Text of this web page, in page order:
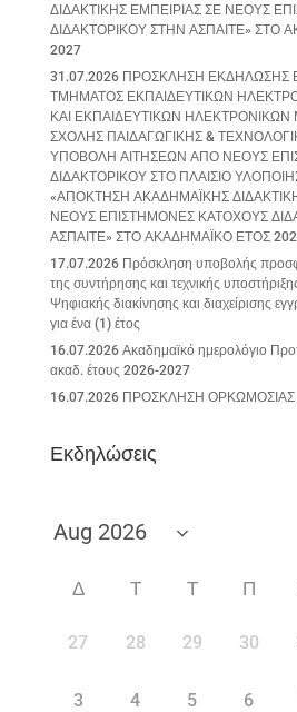
ΔΙΔΑΚΤΙΚΗΣ ΕΜΠΕΙΡΙΑΣ ΣΕ ΝΕΟΥΣ
ΔΙΔΑΚΤΟΡΙΚΟΥ ΣΤΗΝ ΑΣΠΑΙΤΕ» ΣΤΟ
2027
31.07.2026 ΠΡΟΣΚΛΗΣΗ ΕΚΔΗΛΩΣΗΣ
ΤΜΗΜΑΤΟΣ ΕΚΠΑΙΔΕΥΤΙΚΩΝ
ΚΑΙ ΕΚΠΑΙΔΕΥΤΙΚΩΝ
ΣΧΟΛΗΣ ΠΑΙΔΑΓΩΓΙΚΗΣ &
ΥΠΟΒΟΛΗ ΑΙΤΗΣΕΩΝ ΑΠΟ ΝΕΟΥΣ
ΔΙΔΑΚΤΟΡΙΚΟΥ ΣΤΟ ΠΛΑΙΣΙΟ
«ΑΠΟΚΤΗΣΗ ΑΚΑΔΗΜΑΪΚΗΣ
ΝΕΟΥΣ ΕΠΙΣΤΗΜΟΝΕΣ ΚΑΤΟΧΟΥΣ
ΑΣΠΑΙΤΕ» ΣΤΟ ΑΚΑΔΗΜΑΪΚΟ ΕΤΟΣ
17.07.2026 Πρόσκληση υποβολής
της συντήρησης και τεχνικής
Ψηφιακής διακίνησης και διαχείρισης
για ένα (1) έτος
16.07.2026 Ακαδημαϊκό ημερολόγιο
ακαδ. έτους 2026-2027
16.07.2026 ΠΡΟΣΚΛΗΣΗ
Εκδηλώσεις
Δ Τ Τ Π
27 28 29 30
3 4 5 6